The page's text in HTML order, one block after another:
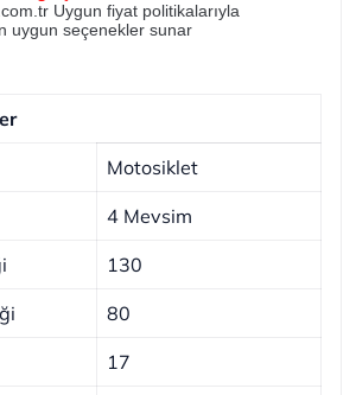
Uygun fiyat politikalarıyla
uygun seçenekler sunar
Motosiklet
4 Mevsim
130
80
17